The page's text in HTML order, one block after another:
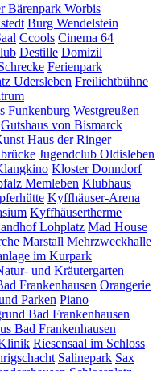
Bärenpark Worbis
Burg Wendelstein
Ccools Cinema 64
Destille Domizil
Ferienpark
Udersleben Freilichtbühne
Funkenburg Westgreußen
Gutshaus von Bismarck
Haus der Ringer
Jugendclub Oldisleben
Kloster Donndorf
Memleben Klubhaus
Kyffhäuser-Arena
Kyffhäusertherme
Lohplatz Mad House
Marstall Mehrzweckhalle
im Kurpark
und Kräutergarten
Frankenhausen Orangerie
Parken Piano
Bad Frankenhausen
Bad Frankenhausen
Riesensaal im Schloss
Salinepark Sax